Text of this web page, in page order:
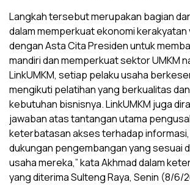
Langkah tersebut merupakan bagian
dalam memperkuat ekonomi kerakyatan
dengan Asta Cita Presiden untuk
mandiri dan memperkuat sektor UMKM
LinkUMKM, setiap pelaku usaha
mengikuti pelatihan yang berkualitas
kebutuhan bisnisnya. LinkUMKM juga
jawaban atas tantangan utama
keterbatasan akses terhadap
dukungan pengembangan yang sesuai
usaha mereka,” kata Akhmad dalam
yang diterima Sulteng Raya, Senin (8/6/